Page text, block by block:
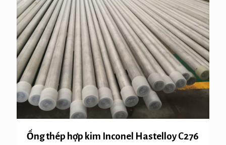
Ống thép hợp kim Inconel Hastelloy C276